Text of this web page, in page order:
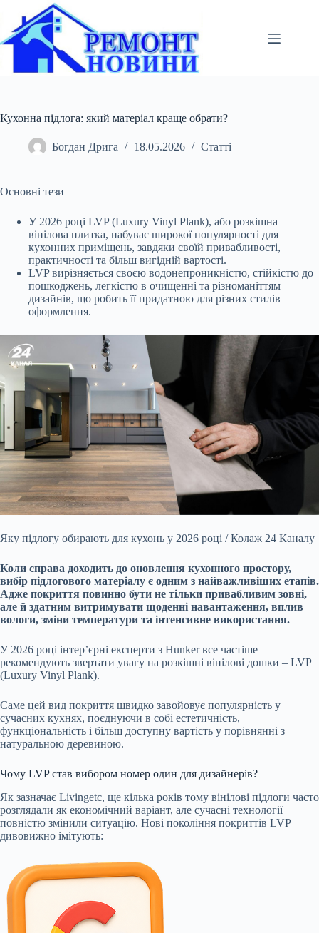
вмісту
Кухонна підлога: який матеріал краще обрати?
Богдан Дрига 18.05.2026 Статті
Основні тези
У 2026 році LVP (Luxury Vinyl Plank), або розкішна
вінілова плитка, набуває широкої популярності для
кухонних приміщень, завдяки своїй привабливості,
практичності та більш вигідній вартості.
LVP вирізняється своєю водонепроникністю, стійкістю до
пошкоджень, легкістю в очищенні та різноманіттям
дизайнів, що робить її придатною для різних стилів
оформлення.
Яку підлогу обирають для кухонь у 2026 році / Колаж 24 Каналу
Коли справа доходить до оновлення кухонного простору,
вибір підлогового матеріалу є одним з найважливіших етапів.
Адже покриття повинно бути не тільки привабливим зовні,
але й здатним витримувати щоденні навантаження, вплив
вологи, зміни температури та інтенсивне використання.
У 2026 році інтер’єрні експерти з Hunker все частіше
рекомендують звертати увагу на розкішні вінілові дошки – LVP
(Luxury Vinyl Plank).
Саме цей вид покриття швидко завойовує популярність у
сучасних кухнях, поєднуючи в собі естетичність,
функціональність і більш доступну вартість у порівнянні з
натуральною деревиною.
Чому LVP став вибором номер один для дизайнерів?
Як зазначає Livingetc, ще кілька років тому вінілові підлоги часто
розглядали як економічний варіант, але сучасні технології
повністю змінили ситуацію. Нові покоління покриттів LVP
дивовижно імітують: